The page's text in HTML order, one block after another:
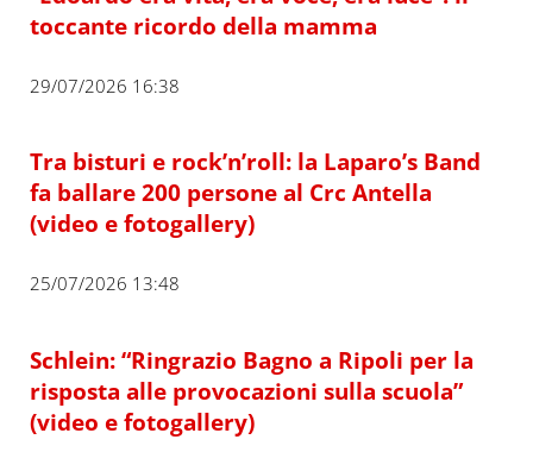
toccante ricordo della mamma
29/07/2026 16:38
Tra bisturi e rock’n’roll: la Laparo’s Band
fa ballare 200 persone al Crc Antella
(video e fotogallery)
25/07/2026 13:48
Schlein: “Ringrazio Bagno a Ripoli per la
risposta alle provocazioni sulla scuola”
(video e fotogallery)